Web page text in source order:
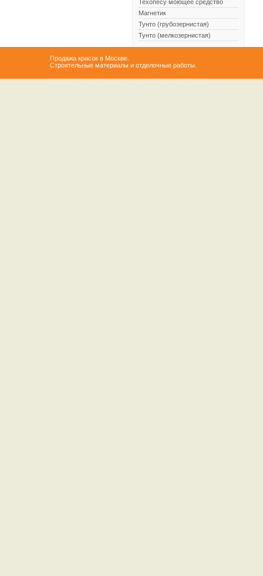
Техопесу моющее средство
Магнетик
Тунто (грубозернистая)
Тунто (мелкозернистая)
Продажа красок в Москве.
Строительные материалы и отделочные работы.